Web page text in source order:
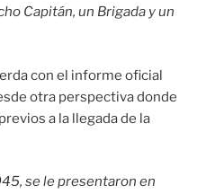
Capitán, un Brigada y un
con el informe oficial
otra perspectiva donde
a la llegada de la
se le presentaron en